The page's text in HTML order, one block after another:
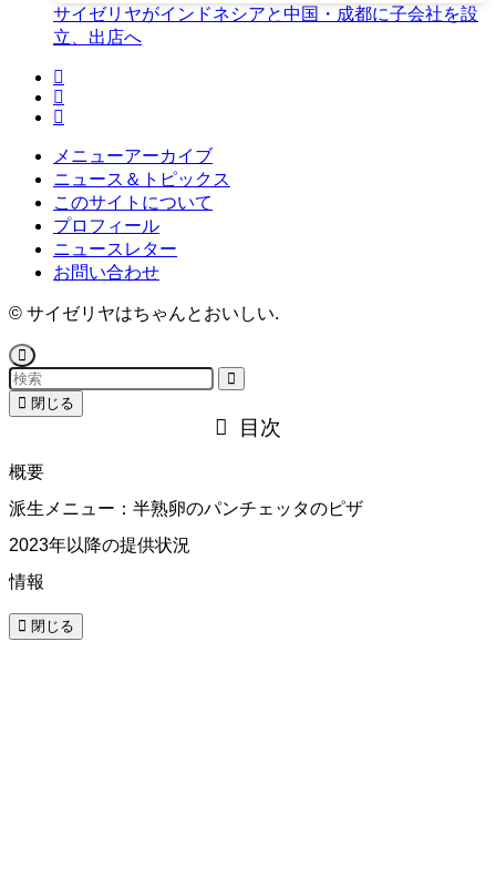
サイゼリヤがインドネシアと中国・成都に子会社を設
立、出店へ
メニューアーカイブ
ニュース＆トピックス
このサイトについて
プロフィール
ニュースレター
お問い合わせ
© サイゼリヤはちゃんとおいしい.
閉じる
目次
概要
派生メニュー：半熟卵のパンチェッタのピザ
2023年以降の提供状況
情報
閉じる